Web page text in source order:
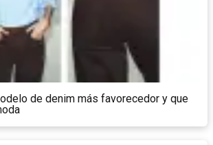
de denim más favorecedor y que